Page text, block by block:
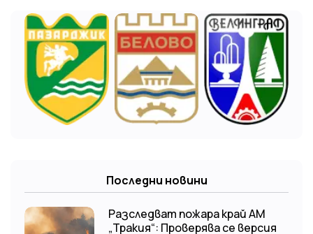
Последни новини
Разследват пожара край АМ
„Тракия“: Проверява се версия